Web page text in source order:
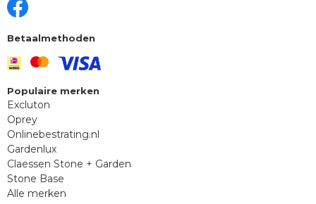
Betaalmethoden
Populaire merken
Excluton
Oprey
Onlinebestrating.nl
Gardenlux
Claessen Stone + Garden
Stone Base
Alle merken